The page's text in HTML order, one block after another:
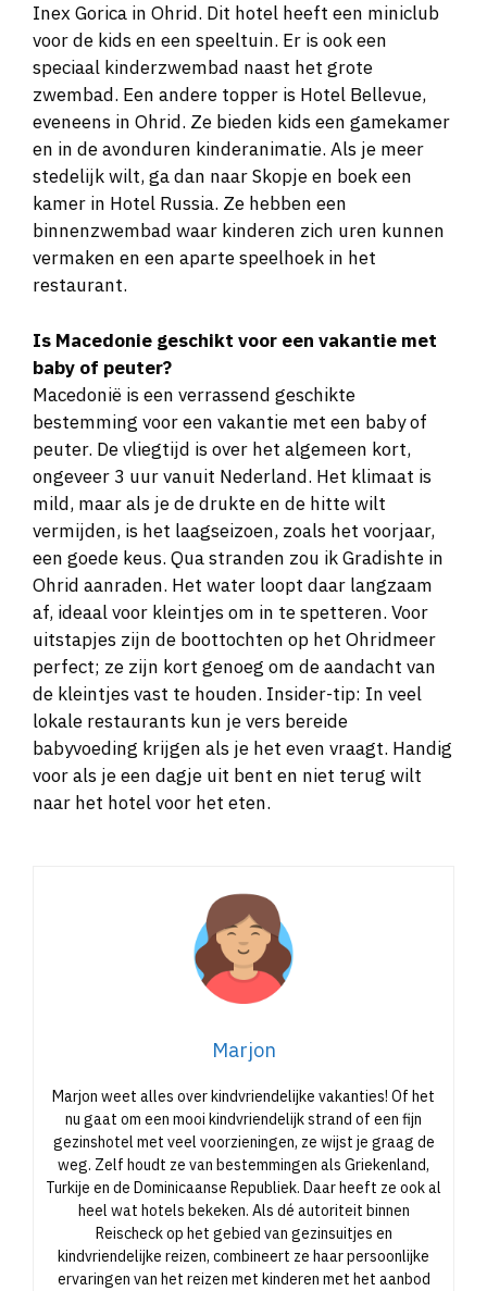
Inex Gorica in Ohrid. Dit hotel heeft een miniclub
voor de kids en een speeltuin. Er is ook een
speciaal kinderzwembad naast het grote
zwembad. Een andere topper is Hotel Bellevue,
eveneens in Ohrid. Ze bieden kids een gamekamer
en in de avonduren kinderanimatie. Als je meer
stedelijk wilt, ga dan naar Skopje en boek een
kamer in Hotel Russia. Ze hebben een
binnenzwembad waar kinderen zich uren kunnen
vermaken en een aparte speelhoek in het
restaurant.
Is Macedonie geschikt voor een vakantie met
baby of peuter?
Macedonië is een verrassend geschikte
bestemming voor een vakantie met een baby of
peuter. De vliegtijd is over het algemeen kort,
ongeveer 3 uur vanuit Nederland. Het klimaat is
mild, maar als je de drukte en de hitte wilt
vermijden, is het laagseizoen, zoals het voorjaar,
een goede keus. Qua stranden zou ik Gradishte in
Ohrid aanraden. Het water loopt daar langzaam
af, ideaal voor kleintjes om in te spetteren. Voor
uitstapjes zijn de boottochten op het Ohridmeer
perfect; ze zijn kort genoeg om de aandacht van
de kleintjes vast te houden. Insider-tip: In veel
lokale restaurants kun je vers bereide
babyvoeding krijgen als je het even vraagt. Handig
voor als je een dagje uit bent en niet terug wilt
naar het hotel voor het eten.
Marjon
Marjon weet alles over kindvriendelijke vakanties! Of het
nu gaat om een mooi kindvriendelijk strand of een fijn
gezinshotel met veel voorzieningen, ze wijst je graag de
weg. Zelf houdt ze van bestemmingen als Griekenland,
Turkije en de Dominicaanse Republiek. Daar heeft ze ook al
heel wat hotels bekeken. Als dé autoriteit binnen
Reischeck op het gebied van gezinsuitjes en
kindvriendelijke reizen, combineert ze haar persoonlijke
ervaringen van het reizen met kinderen met het aanbod